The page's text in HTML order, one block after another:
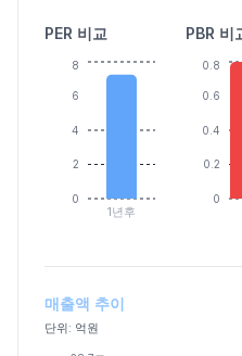
PER 비교
1년후
0
2
4
6
8
PBR 비
0
0.2
0.4
0.6
0.8
매출액 추이
단위: 억원